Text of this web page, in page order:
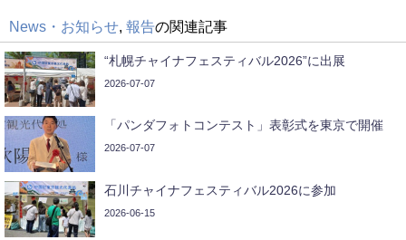
News・お知らせ 報告の関連記事
“札幌チャイナフェスティバル2026”に出展
2026-07-07
「パンダフォトコンテスト」表彰式を東京で開催
2026-07-07
石川チャイナフェスティバル2026に参加
2026-06-15